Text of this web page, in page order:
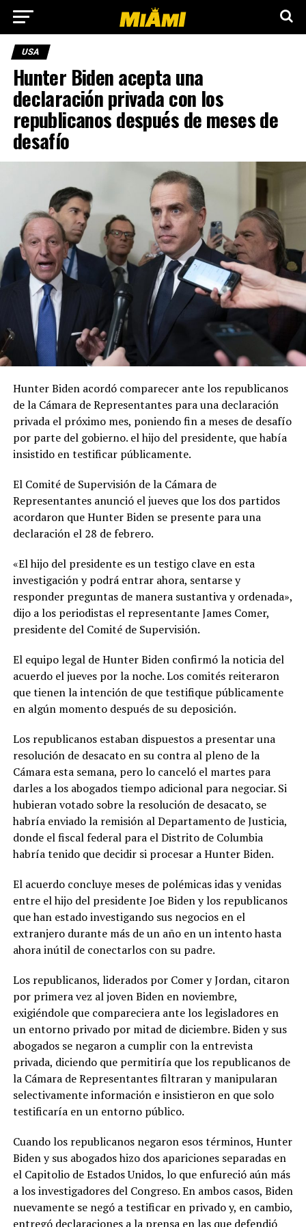
USA
Hunter Biden acepta una
declaración privada con los
republicanos después de meses de
desafío
Hunter Biden acordó comparecer ante los republicanos
de la Cámara de Representantes para una declaración
privada el próximo mes, poniendo fin a meses de desafío
por parte del gobierno. el hijo del presidente, que había
insistido en testificar públicamente.
El Comité de Supervisión de la Cámara de
Representantes anunció el jueves que los dos partidos
acordaron que Hunter Biden se presente para una
declaración el 28 de febrero.
«El hijo del presidente es un testigo clave en esta
investigación y podrá entrar ahora, sentarse y
responder preguntas de manera sustantiva y ordenada»,
dijo a los periodistas el representante James Comer,
presidente del Comité de Supervisión.
El equipo legal de Hunter Biden confirmó la noticia del
acuerdo el jueves por la noche. Los comités reiteraron
que tienen la intención de que testifique públicamente
en algún momento después de su deposición.
Los republicanos estaban dispuestos a presentar una
resolución de desacato en su contra al pleno de la
Cámara esta semana, pero lo canceló el martes para
darles a los abogados tiempo adicional para negociar. Si
hubieran votado sobre la resolución de desacato, se
habría enviado la remisión al Departamento de Justicia,
donde el fiscal federal para el Distrito de Columbia
habría tenido que decidir si procesar a Hunter Biden.
El acuerdo concluye meses de polémicas idas y venidas
entre el hijo del presidente Joe Biden y los republicanos
que han estado investigando sus negocios en el
extranjero durante más de un año en un intento hasta
ahora inútil de conectarlos con su padre.
Los republicanos, liderados por Comer y Jordan, citaron
por primera vez al joven Biden en noviembre,
exigiéndole que compareciera ante los legisladores en
un entorno privado por mitad de diciembre. Biden y sus
abogados se negaron a cumplir con la entrevista
privada, diciendo que permitiría que los republicanos de
la Cámara de Representantes filtraran y manipularan
selectivamente información e insistieron en que solo
testificaría en un entorno público.
Cuando los republicanos negaron esos términos, Hunter
Biden y sus abogados hizo dos apariciones separadas en
el Capitolio de Estados Unidos, lo que enfureció aún más
a los investigadores del Congreso. En ambos casos, Biden
nuevamente se negó a testificar en privado y, en cambio,
entregó declaraciones a la prensa en las que defendió